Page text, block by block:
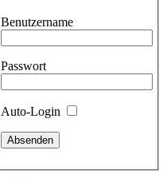
Benutzername
Passwort
Auto-Login